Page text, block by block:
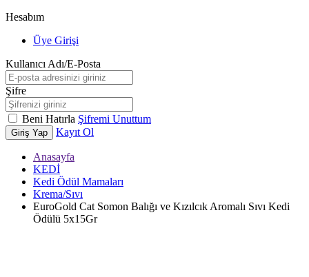
Hesabım
Üye Girişi
Kullanıcı Adı/E-Posta
Şifre
Beni Hatırla Şifremi Unuttum
Giriş Yap Kayıt Ol
Anasayfa
KEDİ
Kedi Ödül Mamaları
Krema/Sıvı
EuroGold Cat Somon Balığı ve Kızılcık Aromalı Sıvı Kedi
Ödülü 5x15Gr